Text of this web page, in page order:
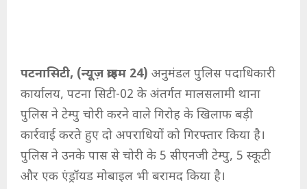
पटनासिटी, (न्यूज़ क्राइम 24) अनुमंडल पुलिस पदाधिकारी
कार्यालय, पटना सिटी-02 के अंतर्गत मालसलामी थाना
पुलिस ने टेम्पु चोरी करने वाले गिरोह के खिलाफ बड़ी
कार्रवाई करते हुए दो अपराधियों को गिरफ्तार किया है।
पुलिस ने उनके पास से चोरी के 5 सीएनजी टेम्पु, 5 स्कूटी
और एक एंड्रॉयड मोबाइल भी बरामद किया है।